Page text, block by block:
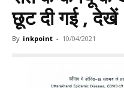
छूट दी गई , देखें
By inkpoint - 10/04/2021